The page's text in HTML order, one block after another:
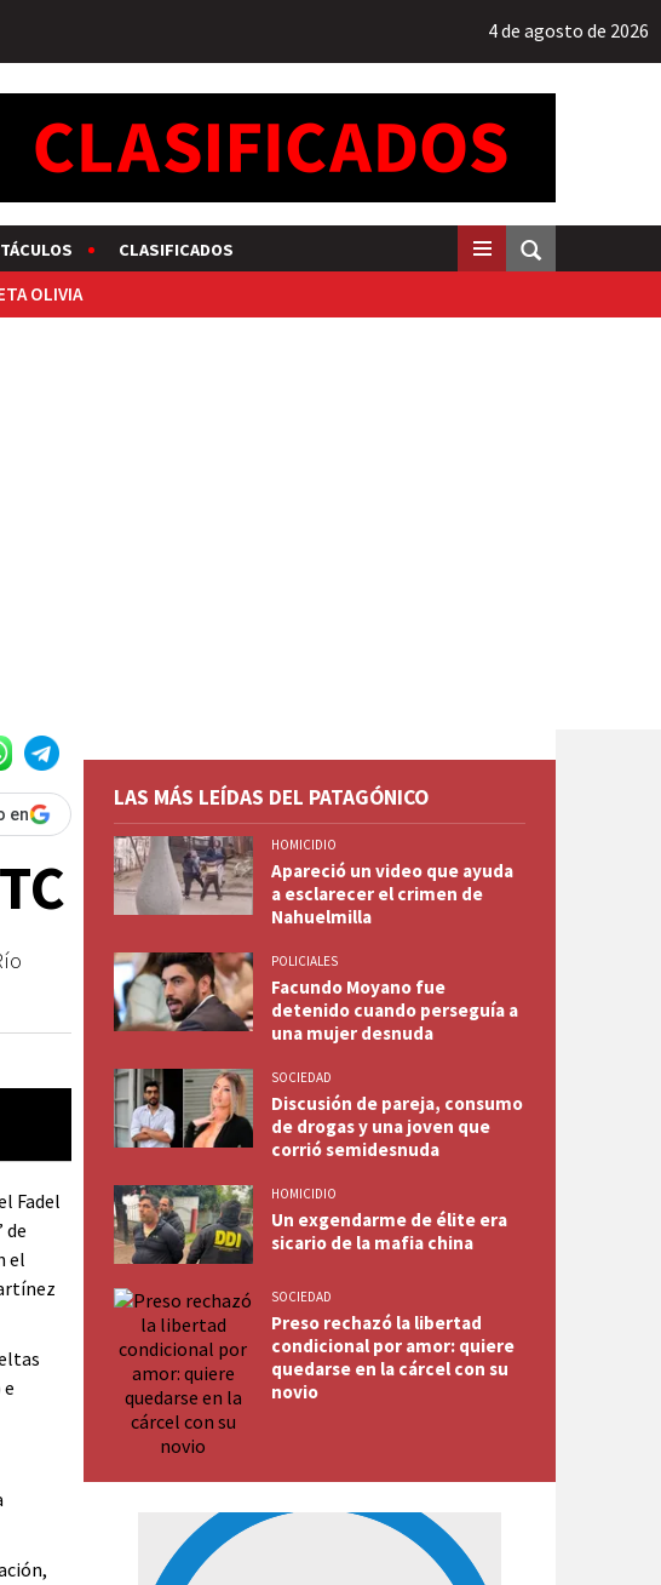
4 de agosto de 2026
CLASIFICADOS
OLIVIA
en
Fadel
de
el
LAS MÁS LEÍDAS DEL PATAGÓNICO
HOMICIDIO
Apareció un video que ayuda
a esclarecer el crimen de
Nahuelmilla
POLICIALES
Facundo Moyano fue
detenido cuando perseguía a
una mujer desnuda
SOCIEDAD
Discusión de pareja, consumo
de drogas y una joven que
corrió semidesnuda
HOMICIDIO
Un exgendarme de élite era
sicario de la mafia china
SOCIEDAD
Preso rechazó la libertad
condicional por amor: quiere
quedarse en la cárcel con su
novio